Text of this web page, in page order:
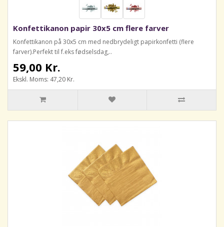
Konfettikanon papir 30x5 cm flere farver
Konfettikanon på 30x5 cm med nedbrydeligt papirkonfetti (flere
farver).Perfekt til f.eks fødselsdag,..
59,00 Kr.
Ekskl. Moms: 47,20 Kr.